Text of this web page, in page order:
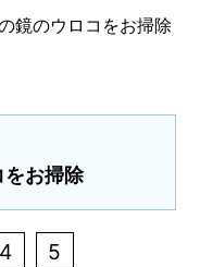
鏡のウロコをお掃除
をお掃除
4 5